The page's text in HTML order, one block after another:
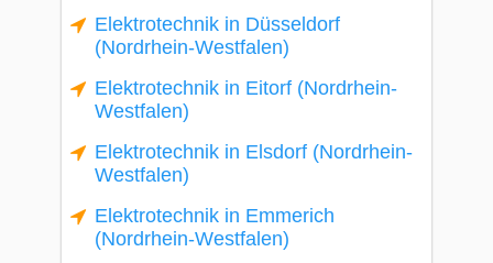
Elektrotechnik in Düsseldorf
(Nordrhein-Westfalen)
Elektrotechnik in Eitorf (Nordrhein-
Westfalen)
Elektrotechnik in Elsdorf (Nordrhein-
Westfalen)
Elektrotechnik in Emmerich
(Nordrhein-Westfalen)